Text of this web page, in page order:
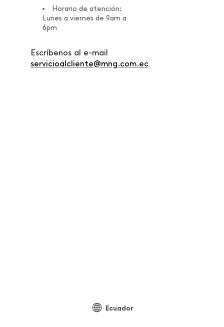
Horario de atención:
Lunes a viernes de 9am a
6pm
Escríbenos al e-mail
servicioalcliente@mng.com.ec
Ecuador